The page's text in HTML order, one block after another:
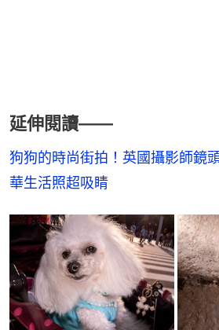
延伸閱讀——
狗狗的時尚街拍！英國攝影師鏡
華生活照超吸睛